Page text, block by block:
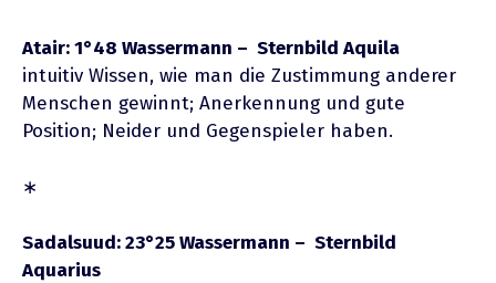
Atair: 1°48 Wassermann – Sternbild Aquila
intuitiv Wissen, wie man die Zustimmung anderer
Menschen gewinnt; Anerkennung und gute
Position; Neider und Gegenspieler haben.
∗
Sadalsuud: 23°25 Wassermann – Sternbild
Aquarius